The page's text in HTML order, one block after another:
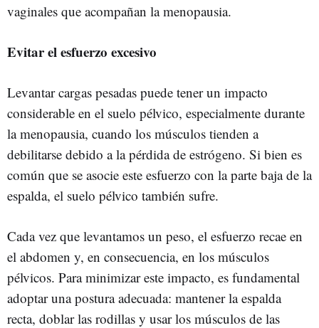
vaginales que acompañan la menopausia.
Evitar el esfuerzo excesivo
Levantar cargas pesadas puede tener un impacto
considerable en el suelo pélvico, especialmente durante
la menopausia, cuando los músculos tienden a
debilitarse debido a la pérdida de estrógeno. Si bien es
común que se asocie este esfuerzo con la parte baja de la
espalda, el suelo pélvico también sufre.
Cada vez que levantamos un peso, el esfuerzo recae en
el abdomen y, en consecuencia, en los músculos
pélvicos. Para minimizar este impacto, es fundamental
adoptar una postura adecuada: mantener la espalda
recta, doblar las rodillas y usar los músculos de las